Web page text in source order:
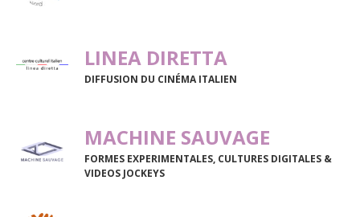
LINEA DIRETTA
DIFFUSION DU CINÉMA ITALIEN
MACHINE SAUVAGE
FORMES EXPERIMENTALES, CULTURES DIGITALES &
VIDEOS JOCKEYS